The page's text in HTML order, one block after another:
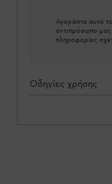
Αγοράστε αυτό
αντιπρόσωπο
πληροφορίες
Οδηγίες χρήσης